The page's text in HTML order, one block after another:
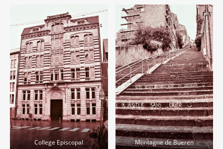
College Episcopal Montagne de Bueren